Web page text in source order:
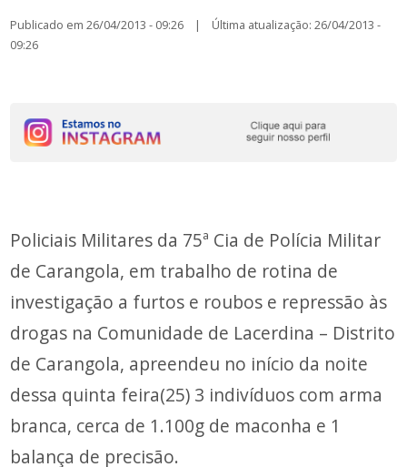
Publicado em 26/04/2013 - 09:26 | Última atualização: 26/04/2013 -
09:26
Policiais Militares da 75ª Cia de Polícia Militar
de Carangola, em trabalho de rotina de
investigação a furtos e roubos e repressão às
drogas na Comunidade de Lacerdina – Distrito
de Carangola, apreendeu no início da noite
dessa quinta feira(25) 3 indivíduos com arma
branca, cerca de 1.100g de maconha e 1
balança de precisão.